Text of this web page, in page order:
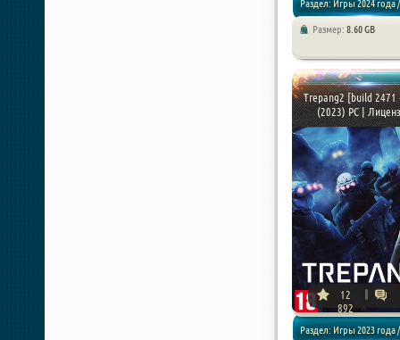
Раздел: Игры 2024 года /
Размер: 8.60 GB
Trepang2 [build 2471
(2023) PC |
12
892
Раздел: Игры 2023 года /